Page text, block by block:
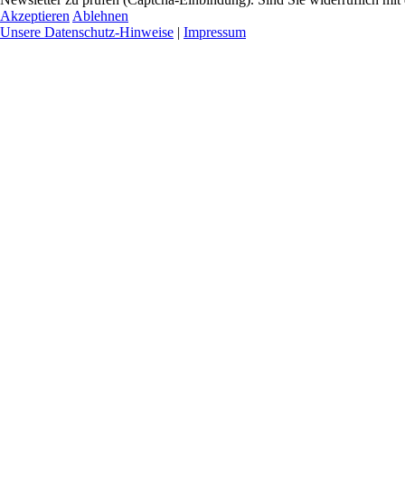
Akzeptieren Ablehnen
Unsere Datenschutz-Hinweise | Impressum